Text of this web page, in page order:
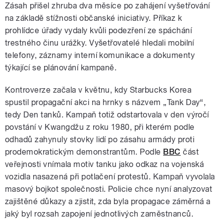
Zásah přišel zhruba dva měsíce po zahájení vyšetřování
na základě stížnosti občanské iniciativy. Příkaz k
prohlídce úřady vydaly kvůli podezření ze spáchání
trestného činu urážky. Vyšetřovatelé hledali mobilní
telefony, záznamy interní komunikace a dokumenty
týkající se plánování kampaně.
Kontroverze začala v květnu, kdy Starbucks Korea
spustil propagační akci na hrnky s názvem „Tank Day“,
tedy Den tanků. Kampaň totiž odstartovala v den výročí
povstání v Kwangdžu z roku 1980, při kterém podle
odhadů zahynuly stovky lidí po zásahu armády proti
prodemokratickým demonstrantům. Podle BBC část
veřejnosti vnímala motiv tanku jako odkaz na vojenská
vozidla nasazená při potlačení protestů. Kampaň vyvolala
masový bojkot společnosti. Policie chce nyní analyzovat
zajištěné důkazy a zjistit, zda byla propagace záměrná a
jaký byl rozsah zapojení jednotlivých zaměstnanců.